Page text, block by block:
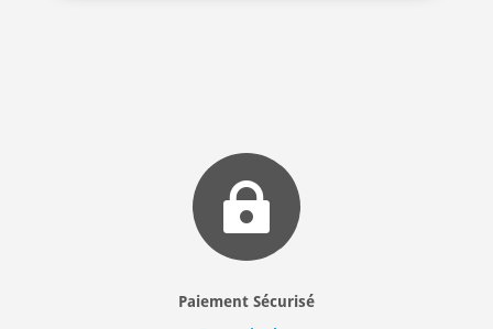

Paiement Sécurisé